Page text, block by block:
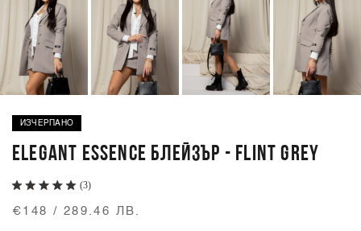
ИЗЧЕРПАНО
ELEGANT ESSENCE БЛЕЙЗЪР - FLINT GREY
(3)
€148 / 289.46 ЛВ.